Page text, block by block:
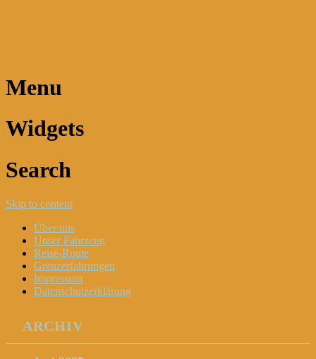
Menu
Widgets
Search
Skip to content
Über uns
Unser Fahrzeug
Reise-Route
Grenzerfahrungen
Impressum
Datenschutzerklärung
ARCHIV